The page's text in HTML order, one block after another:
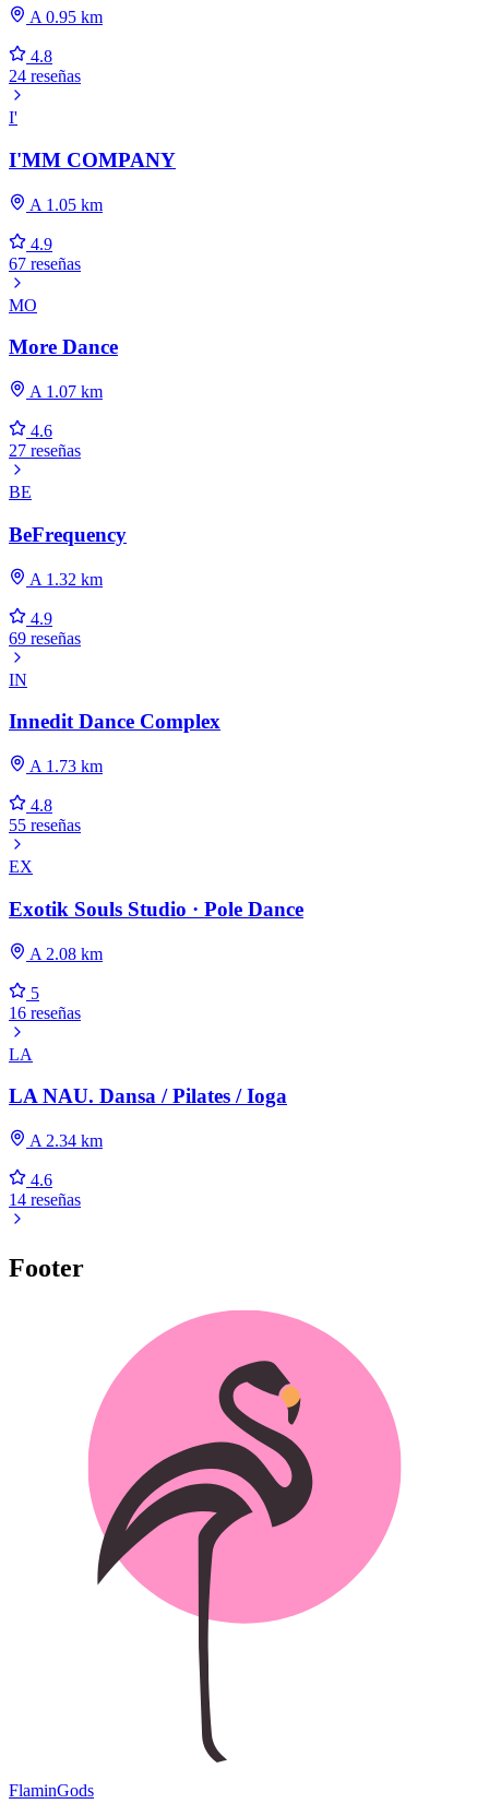
A 0.95 km
4.8
24 reseñas
I'
I'MM COMPANY
A 1.05 km
4.9
67 reseñas
MO
More Dance
A 1.07 km
4.6
27 reseñas
BE
BeFrequency
A 1.32 km
4.9
69 reseñas
IN
Innedit Dance Complex
A 1.73 km
4.8
55 reseñas
EX
Exotik Souls Studio · Pole Dance
A 2.08 km
5
16 reseñas
LA
LA NAU. Dansa / Pilates / Ioga
A 2.34 km
4.6
14 reseñas
Footer
FlaminGods